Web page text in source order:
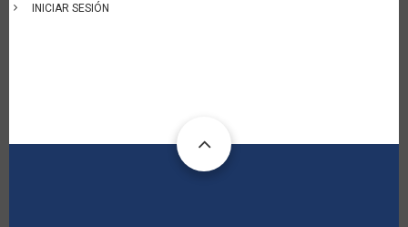
INICIAR SESIÓN